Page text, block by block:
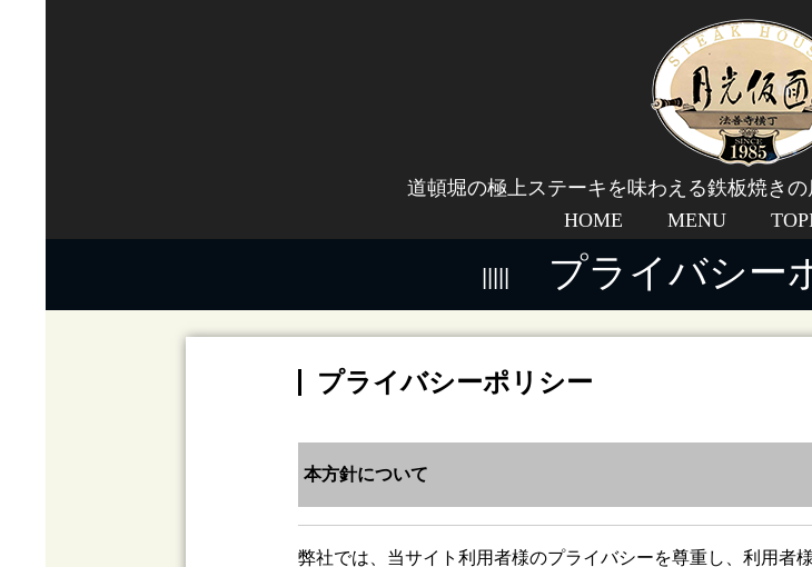
道頓堀の極上ステーキを味わえる鉄板焼きの
HOME
MENU
プライバシー
プライバシーポリシー
本方針について
弊社では、当サイト利用者様のプライバシーを尊重し、利用者